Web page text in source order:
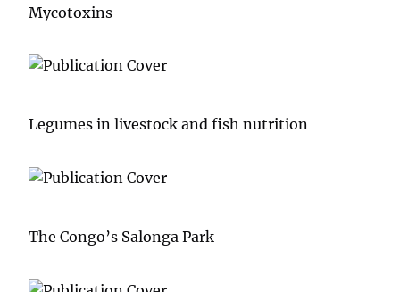
Mycotoxins
Legumes in livestock and fish nutrition
The Congo’s Salonga Park